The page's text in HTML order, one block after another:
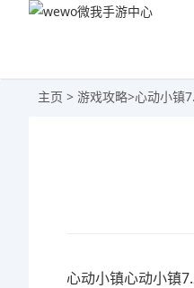
主页 > 游戏攻略>心动小镇
心动小镇心动小镇